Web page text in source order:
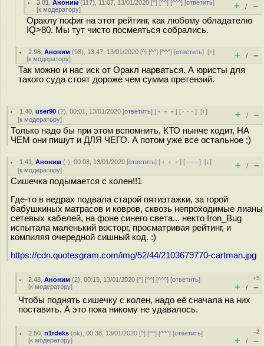
3.81 ,Аноним (117), 11:07, 13/01/2020 [^] [^^] [^^^] [ответить]
[к модератору] + / –
Ораклу пофиг на этот рейтинг, как любому обладателю
IQ>80. Мы тут чисто посмеяться собрались.
2.98 ,Аноним (98), 13:47, 13/01/2020 [^] [^^] [^^^] [ответить][↑]
[к модератору] + / –
Так можно и нас иск от Оракл нарваться. А юристы для
такого суда стоят дороже чем сумма претензий.
1.40 ,user90 (?), 00:01, 13/01/2020 [ответить] [ ﹢﹢﹢] [ · · ·][↑]
[к модератору] + / –
Только надо бы при этом вспомнить, КТО нынче кодит, НА
ЧЕМ они пишут и ДЛЯ ЧЕГО. А потом уже все остальное ;)
1.41 ,Аноним (-), 00:08, 13/01/2020 [ответить] [ ﹢﹢﹢] [ · · ·][↓]
[к модератору] + / –
Сишечка подымается с колен!!1
Где-то в недрах подвала старой пятиэтажки, за горой
бабушкиных матрасов и ковров, сквозь непроходимые лианы
сетевых кабелей, на фоне синего света... некто Iron_Bug
испытала маленький восторг, просматривая рейтинг, и
компиляя очередной сишный код. :)
https://cdn.quotesgram.com/img/52/44/2103679770-cartman.jpg
2.48 ,Аноним (2), 00:19, 13/01/2020 [^] [^^] [^^^] [ответить]
[к модератору]
+5
+ / –
Чтобы поднять сишечку с колен, надо её сначала на них
поставить. А это пока никому не удавалось.
2.50 ,n1rdeks (ok), 00:38, 13/01/2020 [^] [^^] [^^^] [ответить]
[к модератору]
–2
+ / –